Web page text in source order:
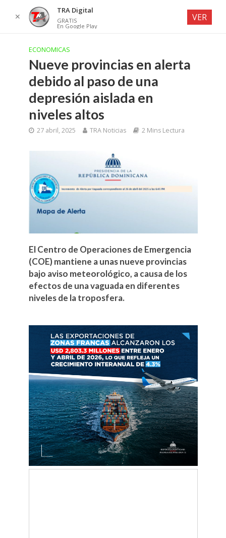
ECONOMICAS
Nueve provincias en alerta
debido al paso de una
depresión aislada en
niveles altos
27 abril, 2025 TRA Noticias 2 Mins Lectura
El Centro de Operaciones de Emergencia
(COE) mantiene a unas nueve provincias
bajo aviso meteorológico, a causa de los
efectos de una vaguada en diferentes
niveles de la troposfera.
✕
TRA Digital
GRATIS
En Google Play
VER